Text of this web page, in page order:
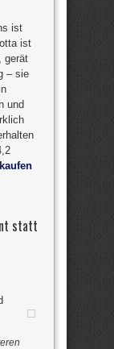
ist
ist
gerät
– sie
und
statt